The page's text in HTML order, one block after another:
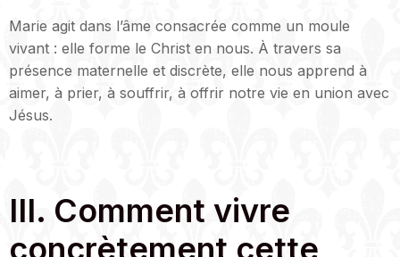
Marie agit dans l’âme consacrée comme un moule
vivant : elle forme le Christ en nous. À travers sa
présence maternelle et discrète, elle nous apprend à
aimer, à prier, à souffrir, à offrir notre vie en union avec
Jésus.
III. Comment vivre
concrètement cette